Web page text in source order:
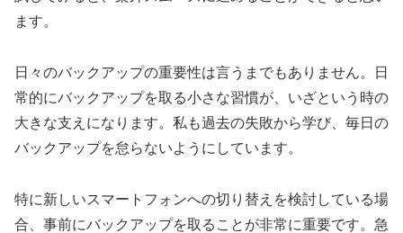
ます。
日々のバックアップの重要性は言うまでもありません。日
常的にバックアップを取る小さな習慣が、いざという時の
大きな支えになります。私も過去の失敗から学び、毎日の
バックアップを怠らないようにしています。
特に新しいスマートフォンへの切り替えを検討している場
合、事前にバックアップを取ることが非常に重要です。急